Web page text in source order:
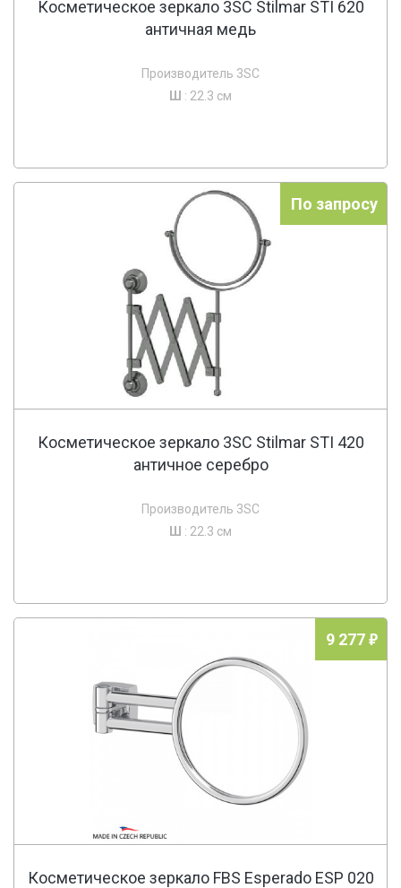
Косметическое зеркало 3SC Stilmar STI 620
античная медь
Производитель 3SC
Ш : 22.3 см
По запросу
Косметическое зеркало 3SC Stilmar STI 420
античное серебро
Производитель 3SC
Ш : 22.3 см
9 277
Косметическое зеркало FBS Esperado ESP 020